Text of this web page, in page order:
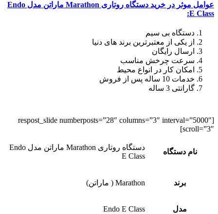
عوامل موثر در خرید دستگاه روتاری Marathon ماراتن مدل Endo
E Class:
دستگاه بی سیم
از یکی از معتبرترین برند های دنیا
ارسال رایگان
سرعت چرخش مناسب
امکان کار در انواع محیط
خدمات 10 ساله پس از فروش
گارانتی 3 ساله
[respost_slide numberposts=”28″ columns=”3″ interval=”5000″
scroll=”3″]
نام دستگاه
دستگاه روتاری Marathon ماراتن مدل Endo
E Class
برند Marathon ( ماراتن)
مدل Endo E Class